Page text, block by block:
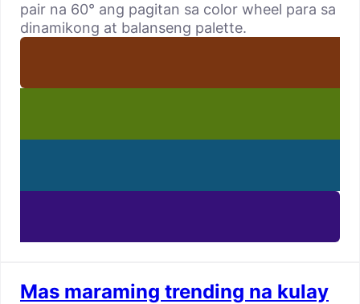
pair na 60° ang pagitan sa color wheel para sa
dinamikong at balanseng palette.
Mas maraming trending na kulay